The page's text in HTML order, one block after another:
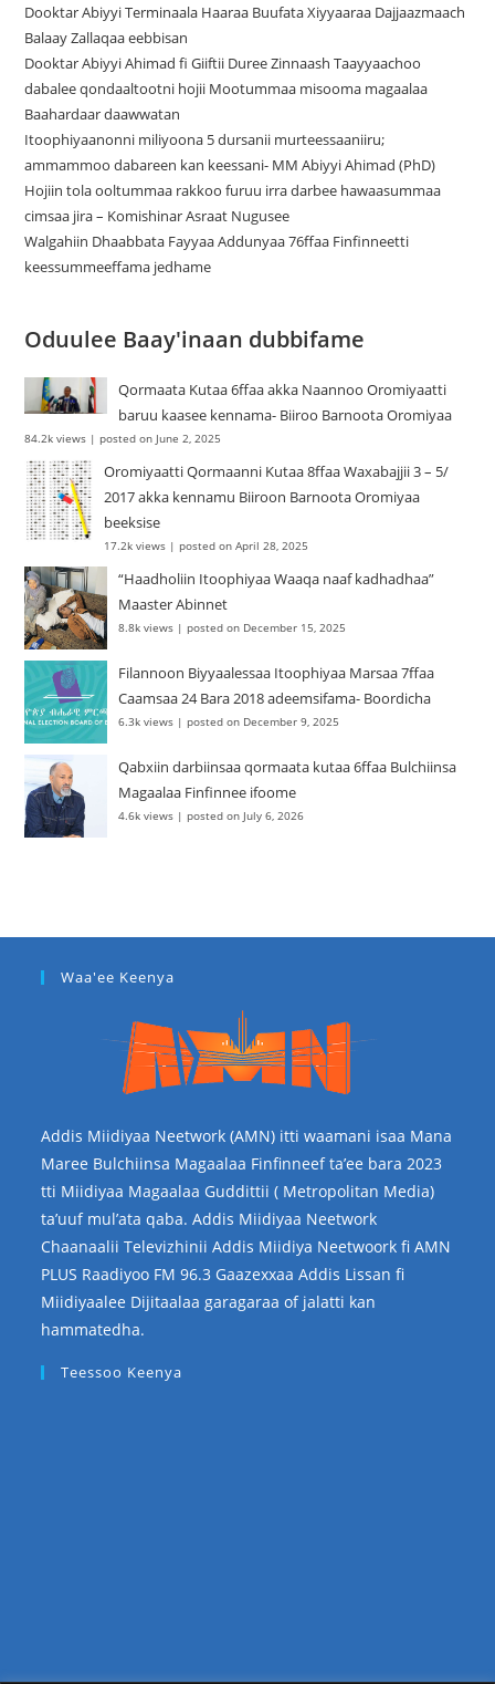
Dooktar Abiyyi Terminaala Haaraa Buufata Xiyyaaraa Dajjaazmaach
Balaay Zallaqaa eebbisan
Dooktar Abiyyi Ahimad fi Giiftii Duree Zinnaash Taayyaachoo
dabalee qondaaltootni hojii Mootummaa misooma magaalaa
Baahardaar daawwatan
Itoophiyaanonni miliyoona 5 dursanii murteessaaniiru;
ammammoo dabareen kan keessani- MM Abiyyi Ahimad (PhD)
Hojiin tola ooltummaa rakkoo furuu irra darbee hawaasummaa
cimsaa jira – Komishinar Asraat Nugusee
Walgahiin Dhaabbata Fayyaa Addunyaa 76ffaa Finfinneetti
keessummeeffama jedhame
Oduulee Baay'inaan dubbifame
Qormaata Kutaa 6ffaa akka Naannoo Oromiyaatti
baruu kaasee kennama- Biiroo Barnoota Oromiyaa
84.2k views |posted on June 2, 2025
Oromiyaatti Qormaanni Kutaa 8ffaa Waxabajjii 3 – 5/
2017 akka kennamu Biiroon Barnoota Oromiyaa
beeksise
17.2k views |posted on April 28, 2025
“Haadholiin Itoophiyaa Waaqa naaf kadhadhaa”
Maaster Abinnet
8.8k views |posted on December 15, 2025
Filannoon Biyyaalessaa Itoophiyaa Marsaa 7ffaa
Caamsaa 24 Bara 2018 adeemsifama- Boordicha
6.3k views |posted on December 9, 2025
Qabxiin darbiinsaa qormaata kutaa 6ffaa Bulchiinsa
Magaalaa Finfinnee ifoome
4.6k views |posted on July 6, 2026
Waa'ee Keenya
Addis Miidiyaa Neetwork (AMN) itti waamani isaa Mana
Maree Bulchiinsa Magaalaa Finfinneef ta’ee bara 2023
tti Miidiyaa Magaalaa Guddittii ( Metropolitan Media)
ta’uuf mul’ata qaba. Addis Miidiyaa Neetwork
Chaanaalii Televizhinii Addis Miidiya Neetwoork fi AMN
PLUS Raadiyoo FM 96.3 Gaazexxaa Addis Lissan fi
Miidiyaalee Dijitaalaa garagaraa of jalatti kan
hammatedha.
Teessoo Keenya